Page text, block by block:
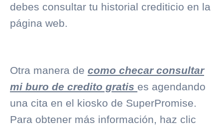
debes consultar tu historial crediticio en la
página web.
Otra manera de como checar consultar
mi buro de credito gratis es agendando
una cita en el kiosko de SuperPromise.
Para obtener más información, haz clic